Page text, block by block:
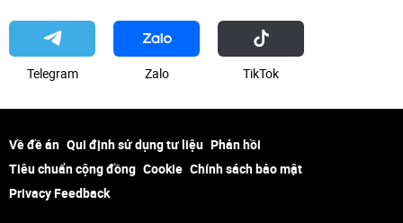
Telegram Zalo ТikТоk
Về đề án Qui định sử dụng tư liệu Phản hồi
Tiêu chuẩn cộng đồng Cookie Chính sách bảo mật
Privacy Feedback